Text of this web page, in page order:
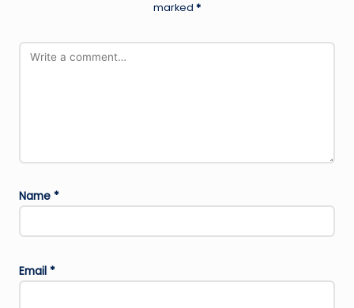
marked *
Name *
Email *